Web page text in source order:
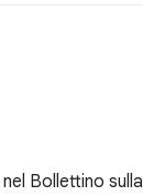
Bollettino sulla